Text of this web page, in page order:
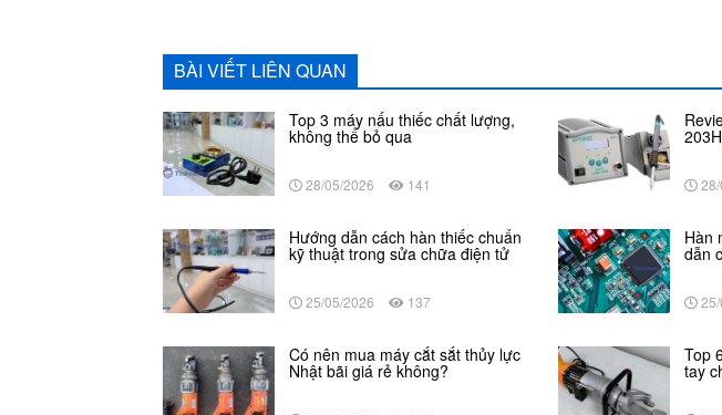
BÀI VIẾT LIÊN QUAN
Top 3 máy nấu thiếc chất lượng,
không thể bỏ qua
28/05/2026 141
Hướng dẫn cách hàn thiếc chuẩn
kỹ thuật trong sửa chữa điện tử
25/05/2026 137
Hàn
dẫn
Có nên mua máy cắt sắt thủy lực
Nhật bãi giá rẻ không?
Top
tay